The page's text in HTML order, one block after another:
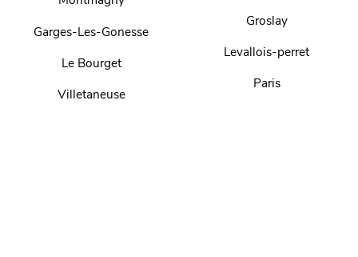
Garges-Les-Gonesse
Le Bourget
Villetaneuse
Groslay
Levallois-perret
Paris